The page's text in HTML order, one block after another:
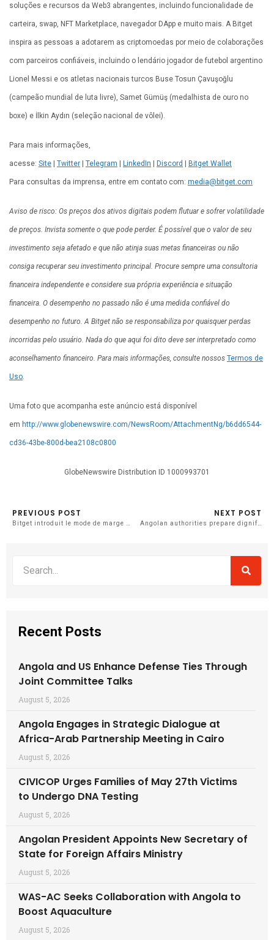
soluções e recursos da Web3 abrangentes, incluindo funcionalidade de
carteira, swap, NFT Marketplace, navegador DApp e muito mais. A Bitget
inspira as pessoas a adotarem as criptomoedas por meio de colaborações
com parceiros confiáveis, incluindo o lendário jogador de futebol argentino
Lionel Messi e os atletas nacionais turcos Buse Tosun Çavuşoğlu
(campeão mundial de luta livre), Samet Gümüş (medalhista de ouro no
boxe) e İlkin Aydın (seleção nacional de vôlei).
Para mais informações,
acesse: Site | Twitter | Telegram | LinkedIn | Discord | Bitget Wallet
Para consultas da imprensa, entre em contato com: media@bitget.com
Aviso de risco: Os preços dos ativos digitais podem flutuar e sofrer volatilidade
de preços. Invista somente o que pode perder. É possível que o valor de seu
investimento seja afetado e que não atinja suas metas financeiras ou não
consiga recuperar seu investimento principal. Procure sempre uma consultoria
financeira independente e considere sua própria experiência e situação
financeira. O desempenho no passado não é uma medida confiável do
desempenho no futuro. A Bitget não se responsabiliza por quaisquer perdas
incorridas pelo usuário. Nada do que aqui foi dito deve ser interpretado como
aconselhamento financeiro. Para mais informações, consulte nossos Termos de
Uso
Uma foto que acompanha este anúncio está disponível
em http://www.globenewswire.com/NewsRoom/AttachmentNg/b6dd6544-
cd36-43be-800d-bea2108c0800
GlobeNewswire Distribution ID 1000993701
PREVIOUS POST NEXT POST
Recent Posts
Angola and US Enhance Defense Ties Through
Joint Committee Talks
August 5, 2026
Angola Engages in Strategic Dialogue at
Africa-Arab Partnership Meeting in Cairo
August 5, 2026
CIVICOP Urges Families of May 27th Victims
to Undergo DNA Testing
August 5, 2026
Angolan President Appoints New Secretary of
State for Foreign Affairs Ministry
August 5, 2026
WAS-AC Seeks Collaboration with Angola to
Boost Aquaculture
August 5, 2026